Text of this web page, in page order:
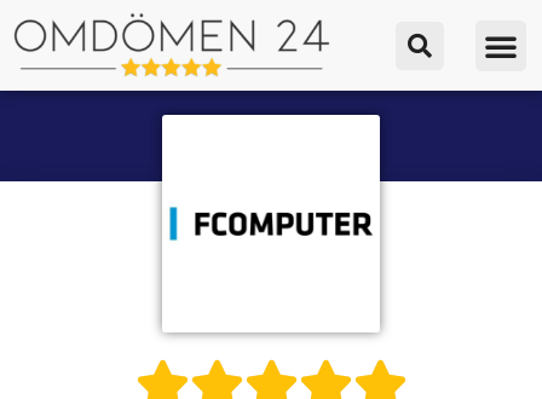
